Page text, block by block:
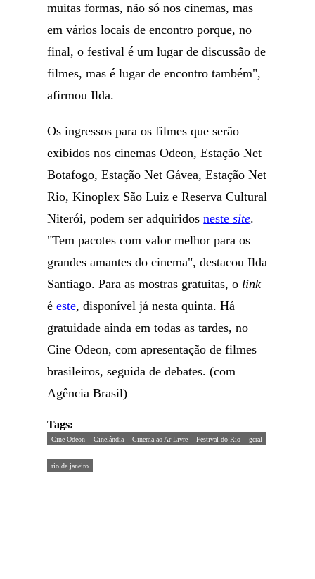
muitas formas, não só nos cinemas, mas
em vários locais de encontro porque, no
final, o festival é um lugar de discussão de
filmes, mas é lugar de encontro também",
afirmou Ilda.
Os ingressos para os filmes que serão
exibidos nos cinemas Odeon, Estação Net
Botafogo, Estação Net Gávea, Estação Net
Rio, Kinoplex São Luiz e Reserva Cultural
Niterói, podem ser adquiridosnestesite.
"Tem pacotes com valor melhor para os
grandes amantes do cinema", destacou Ilda
Santiago. Para as mostras gratuitas, o link
éeste, disponível já nesta quinta. Há
gratuidade ainda em todas as tardes, no
Cine Odeon, com apresentação de filmes
brasileiros, seguida de debates. (com
Agência Brasil)
Tags:
Cine Odeon Cinelândia Cinema ao Ar Livre Festival do Rio geral
rio de janeiro